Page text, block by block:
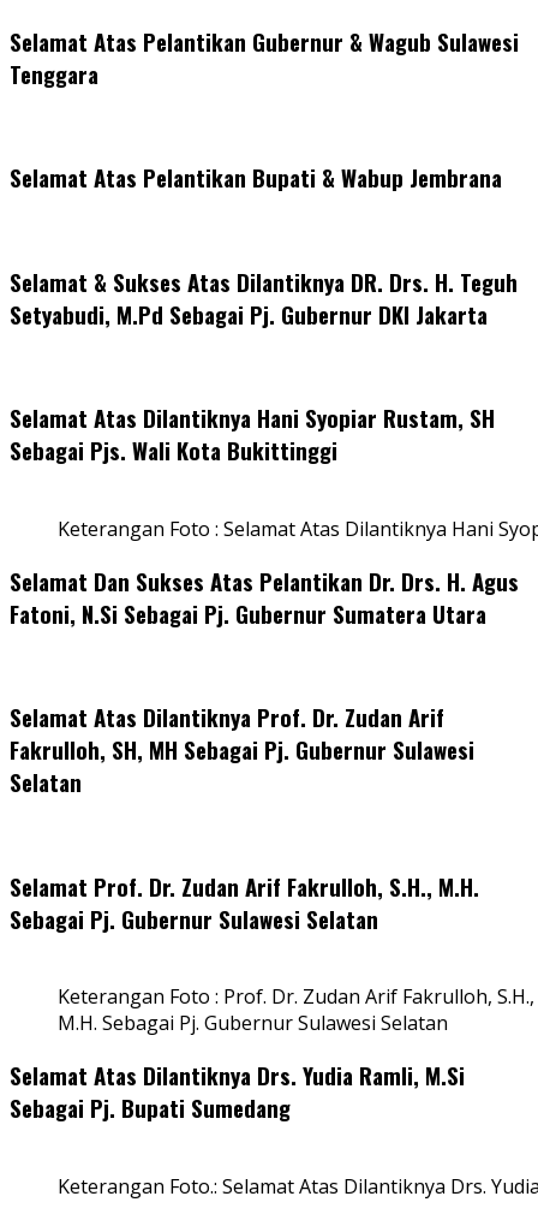
Selamat Atas Pelantikan Gubernur & Wagub Sulawesi
Tenggara
Selamat Atas Pelantikan Bupati & Wabup Jembrana
Selamat & Sukses Atas Dilantiknya DR. Drs. H. Teguh
Setyabudi, M.Pd Sebagai Pj. Gubernur DKI Jakarta
Selamat Atas Dilantiknya Hani Syopiar Rustam, SH
Sebagai Pjs. Wali Kota Bukittinggi
Keterangan Foto : Selamat Atas Dilantiknya Hani
Selamat Dan Sukses Atas Pelantikan Dr. Drs. H. Agus
Fatoni, N.Si Sebagai Pj. Gubernur Sumatera Utara
Selamat Atas Dilantiknya Prof. Dr. Zudan Arif
Fakrulloh, SH, MH Sebagai Pj. Gubernur Sulawesi
Selatan
Selamat Prof. Dr. Zudan Arif Fakrulloh, S.H., M.H.
Sebagai Pj. Gubernur Sulawesi Selatan
Keterangan Foto : Prof. Dr. Zudan Arif Fakrulloh, S.H.,
M.H. Sebagai Pj. Gubernur Sulawesi Selatan
Selamat Atas Dilantiknya Drs. Yudia Ramli, M.Si
Sebagai Pj. Bupati Sumedang
Keterangan Foto.: Selamat Atas Dilantiknya Drs.